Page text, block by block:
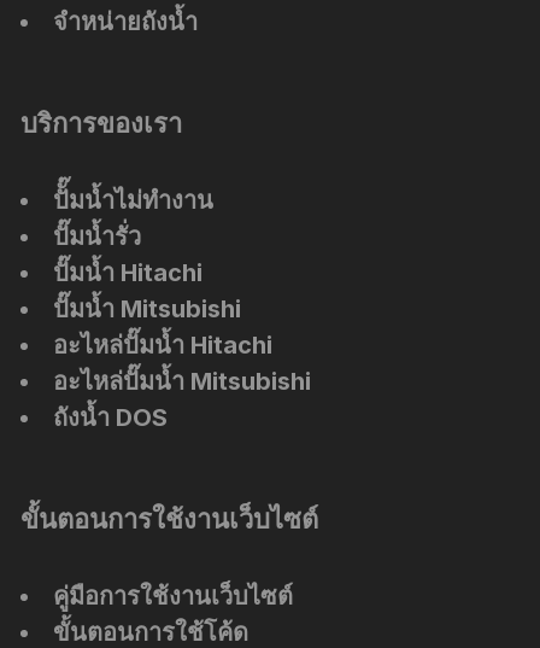
จำหน่ายถังน้ำ
บริการของเรา
ปัั๊มน้ำไม่ทำงาน
ปั๊มน้ำรั่ว
ปั๊มน้ำ Hitachi
ปั๊มน้ำ Mitsubishi
อะไหล่ปั๊มน้ำ Hitachi
อะไหล่ปั๊มน้ำ Mitsubishi
ถังน้ำ DOS
ขั้นตอนการใช้งานเว็บไซต์
คู่มือการใช้งานเว็บไซต์
ขั้นตอนการใช้โค้ด